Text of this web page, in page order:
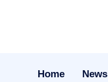
Home News